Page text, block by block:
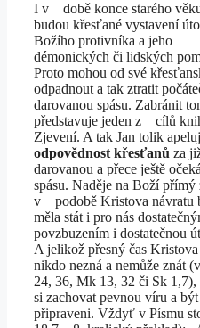
I v době konce starého
budou křesťané vystavení
Božího protivníka a jeho
démonických či lidských
Proto mohou od své
odpadnout a tak ztratit
darovanou spásu. Zabránit
představuje jeden z cílů
Zjevení. A tak Jan tolik
odpovědnost křesťanů za
darovanou a přece ještě
spásu. Naděje na Boží přímý
v podobě Kristova návratu
měla stát i pro nás
povzbuzením i dostatečnou
A jelikož přesný čas Kristova
nikdo nezná a nemůže znát
24, 36, Mk 13, 32 či Sk 1,7),
si zachovat pevnou víru a být
připraveni. Vždyť v Písmu